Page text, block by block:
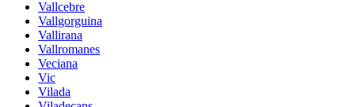
Vallcebre
Vallgorguina
Vallirana
Vallromanes
Veciana
Vic
Vilada